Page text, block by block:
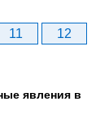
11
12
явления в